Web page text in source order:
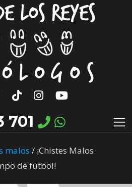
701
malos / ¡Chistes Malos
de fútbol!